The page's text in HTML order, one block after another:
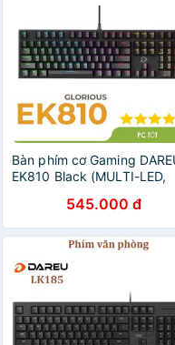
Bàn phím cơ Gaming
EK810 Black (MULTI-LED,
Bảo hành 24 tháng
545.000 đ